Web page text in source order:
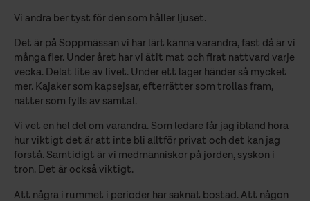
Vi andra ber tyst för den som håller ljuset.
Det är på Soppmässan vi har lärt känna varandra, fast då är vi
många fler. Under året har vi ätit mat och firat nattvard varje
vecka. Delat lite av livet. Under ett läger händer så mycket
mer. Kajaker som kapsejsar, efterrätter som trollas fram,
nätter som fylls av samtal.
Vi vet en hel del om varandra. Som ledare får jag ibland höra
hur viktigt det är att inte bli alltför privat och det kan jag
förstå. Samtidigt är vi medmänniskor på jorden, syskon i
tron. Det är också viktigt.
Att några i rummet i perioder har saknat bostad. Att någon